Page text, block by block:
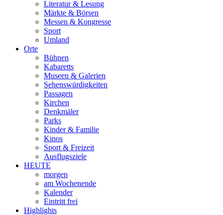
Literatur & Lesung
Märkte & Börsen
Messen & Kongresse
Sport
Umland
Orte
Bühnen
Kabaretts
Museen & Galerien
Sehenswürdigkeiten
Passagen
Kirchen
Denkmäler
Parks
Kinder & Familie
Kinos
Sport & Freizeit
Ausflugsziele
HEUTE
morgen
am Wochenende
Kalender
Eintritt frei
Highlights